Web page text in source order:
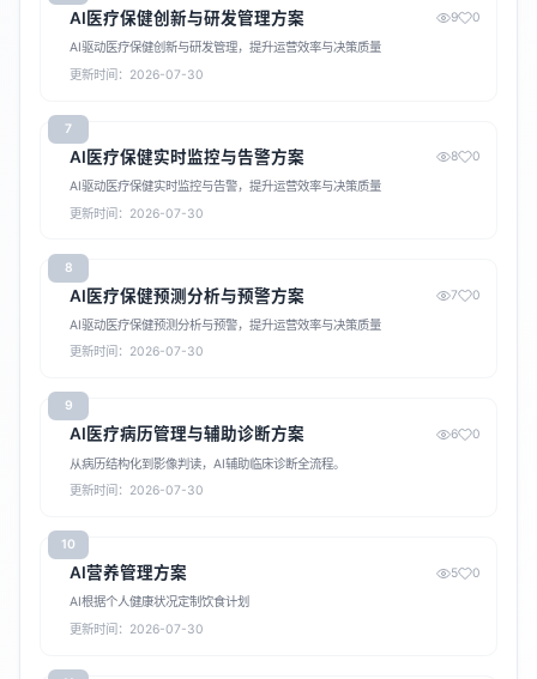
AI医疗保健创新与研发管理方案 9
0
AI驱动医疗保健创新与研发管理，提升运营效率与决策质量
更新时间：2026-07-30
7
AI医疗保健实时监控与告警方案 8
0
AI驱动医疗保健实时监控与告警，提升运营效率与决策质量
更新时间：2026-07-30
8
AI医疗保健预测分析与预警方案 7
0
AI驱动医疗保健预测分析与预警，提升运营效率与决策质量
更新时间：2026-07-30
9
AI医疗病历管理与辅助诊断方案 6
0
从病历结构化到影像判读，AI辅助临床诊断全流程。
更新时间：2026-07-30
10
AI营养管理方案 5
0
AI根据个人健康状况定制饮食计划
更新时间：2026-07-30